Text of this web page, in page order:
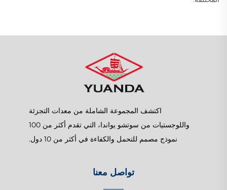
اكتشف المجموعة الشاملة من معدات التجزئة
واللوجستيات من سوتشو يواندا، التي تقدم أكثر من 100
نموذج مصمم للتحمل والكفاءة في أكثر من 10 دول.
تواصل معنا